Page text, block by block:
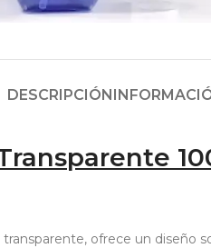
DESCRIPCIÓN
ofrece un diseño